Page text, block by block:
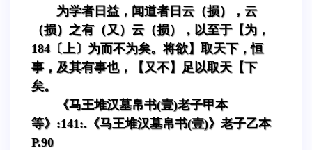
为学者日益，闻道者日云（损），云
（损）之有（又）云（损），以至于【为，
184〔上〕为而不为矣。将欲】取天下，恒
事，及其有事也，【又不】足以取天【下
矣。
《马王堆汉墓帛书(壹)老子甲本
等》:141:.《马王堆汉墓帛书(壹)》老子乙本
P.90